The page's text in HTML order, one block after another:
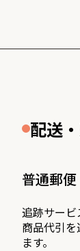
配送
普通郵便
追跡サービ
商品代引
ます。